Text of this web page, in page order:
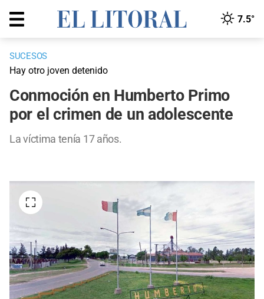
7.5°
SUCESOS
Hay otro joven detenido
Conmoción en Humberto Primo
por el crimen de un adolescente
La víctima tenía 17 años.